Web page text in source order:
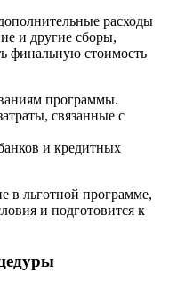
расходы
и другие сборы,
финальную стоимость
программы.
связанные с
и кредитных
в льготной программе,
и подготовится к